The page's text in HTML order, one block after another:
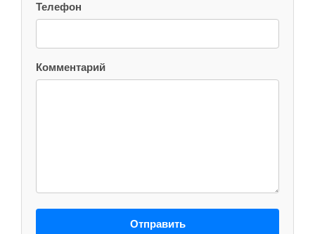
Телефон
Комментарий
Отправить